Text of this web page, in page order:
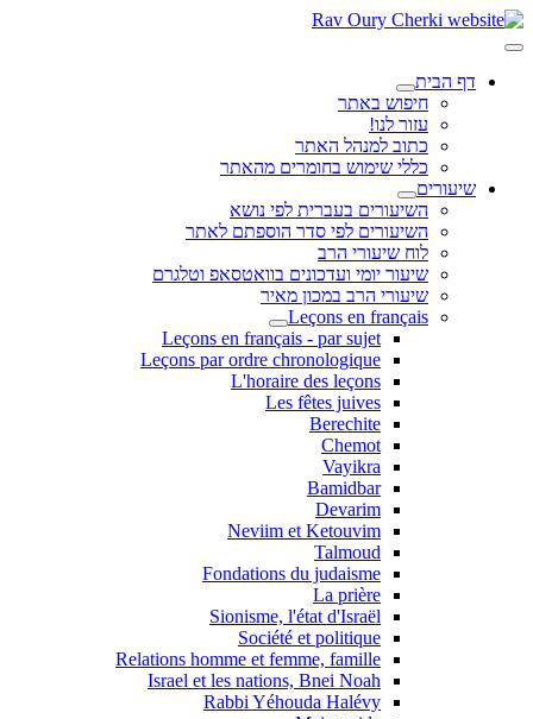
דף הבית
חיפוש באתר
עזור לנו!
כתוב למנהל האתר
כללי שימוש בחומרים מהאתר
שיעורים
השיעורים בעברית לפי נושא
השיעורים לפי סדר הוספתם לאתר
לוח שיעורי הרב
שיעור יומי ועדכונים בוואטסאפ וטלגרם
שיעורי הרב במכון מאיר
Leçons en français
Leçons en français - par sujet
Leçons par ordre chronologique
L'horaire des leçons
Les fêtes juives
Berechite
Chemot
Vayikra
Bamidbar
Devarim
Neviim et Ketouvim
Talmoud
Fondations du judaisme
La prière
Sionisme, l'état d'Israël
Société et politique
Relations homme et femme, famille
Israel et les nations, Bnei Noah
Rabbi Yéhouda Halévy